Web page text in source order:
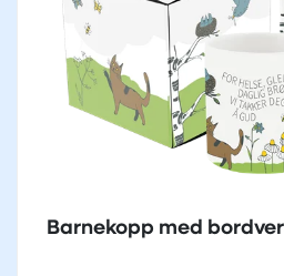
Barnekopp med